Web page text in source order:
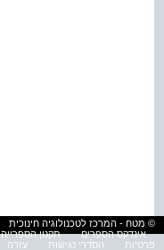
© מטח - המרכז לטכנולוגיה חינוכית
אינדקס הספרים
תקנון הספרייה
פרטיות
הסדרי נגישות עזרה